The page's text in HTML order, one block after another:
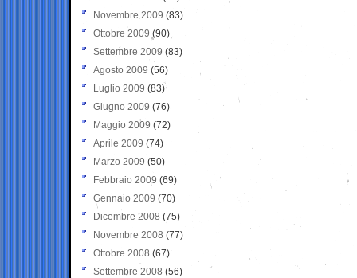
Novembre 2009 (83)
Ottobre 2009 (90)
Settembre 2009 (83)
Agosto 2009 (56)
Luglio 2009 (83)
Giugno 2009 (76)
Maggio 2009 (72)
Aprile 2009 (74)
Marzo 2009 (50)
Febbraio 2009 (69)
Gennaio 2009 (70)
Dicembre 2008 (75)
Novembre 2008 (77)
Ottobre 2008 (67)
Settembre 2008 (56)